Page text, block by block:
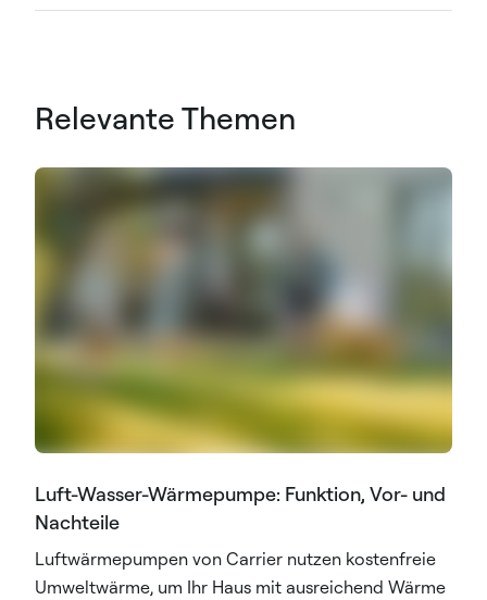
Relevante Themen
Luft-Wasser-Wärmepumpe: Funktion, Vor- und
Nachteile
Luftwärmepumpen von Carrier nutzen kostenfreie
Umweltwärme, um Ihr Haus mit ausreichend Wärme